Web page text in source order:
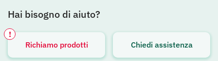
Hai bisogno di aiuto?
Richiamo prodotti
!
Chiedi assistenza